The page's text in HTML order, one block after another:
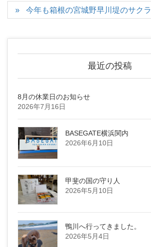
今年も箱根の宮城野早川堤のサクラ
最近の投稿
8月の休業日のお知らせ
2026年7月16日
BASEGATE横浜関内
2026年6月10日
甲斐の国の守り人
2026年5月10日
鴨川へ行ってきました。
2026年5月4日